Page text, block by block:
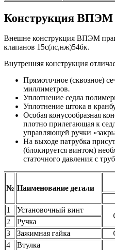
Конструкция ВПЭМ
Внешне конструкция ВПЭМ
клапанов 15с(лс,нж)54бк.
Внутренняя конструкция
Прямоточное (сквозное)
миллиметров.
Уплотнение седла
Уплотнение штока в
Особая конусообразная
плотно прилегающая к
управляющей ручки
На выходе патрубка
(блокируется винтом)
статочного давления с
№ Наименование детали
1
Установочный винт
2
Ручка
3
Зажимная гайка
4
Втулка